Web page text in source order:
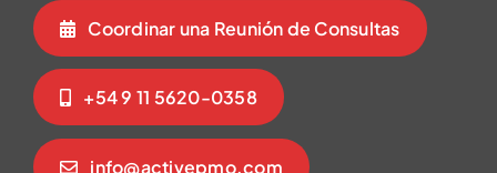
Coordinar una Reunión de Consultas
+54 9 11 5620-0358
info@activepmo.com